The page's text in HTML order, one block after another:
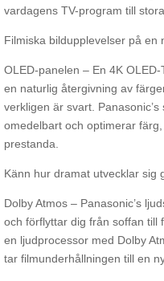
vardagens TV-program till
Filmiska bildupplevelser på en
OLED-panelen – En 4K
en naturlig återgivning av
verkligen är svart.
omedelbart och optimerar
prestanda.
Känn hur dramat utvecklar sig
Dolby Atmos – Panasonic’s
och förflyttar dig från soffan till
en ljudprocessor med Dolby
tar filmunderhållningen till en